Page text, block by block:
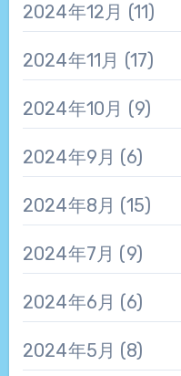
2024年12月 (11)
2024年11月 (17)
2024年10月 (9)
2024年9月 (6)
2024年8月 (15)
2024年7月 (9)
2024年6月 (6)
2024年5月 (8)